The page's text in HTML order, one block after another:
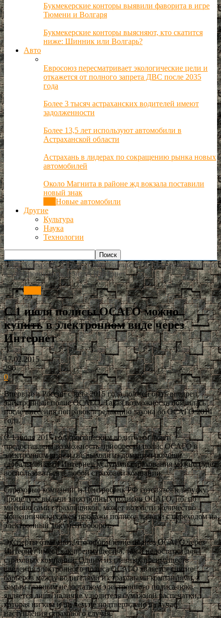
Букмекерские конторы выявили фаворита в игре
Тюмени и Волгаря
Букмекерские конторы выясняют, кто скатится
ниже: Шинник или Волгарь?
Авто
Евросоюз пересматривает экологические цели и
откажется от полного запрета ДВС после 2035
года
Более 3 тысяч астраханских водителей имеют
задолженности
Более 13,5 лет используют автомобили в
Астраханской области
Астрахань в лидерах по сокращению рынка новых
автомобилей
Около Магнита в районе жд вокзала поставили
новый знак
Новые автомобили
Другие
Культура
Наука
Технологии
РИА Астрахань Авто С 1 июля полисы ОСАГО можно купить
в электронном виде через Интернет
С 1 июля полисы ОСАГО можно
купить в электронном виде через
Интернет
17.02.2015
290
0
Впервые в России с лета 2015 года должен быть внедрен
электронный полис ОСАГО. Такая возможность появилась
после внесения поправок в редакцию закона об ОСАГО 2014
года.
С 1 июля 2015 года российским водителям будет
предоставлена возможность приобрести полис ОСАГО в
электронном виде и, не выходя из дома при помощи
глобальной сети Интернет, услугами страхования можно будет
воспользоваться в любой страховой компании.
Страховые компании и Центробанк РФ готовятся к запуску
процедуре выдачи электронных полисов ОСАГО, но, по
мнению сами страховщиков, может возрасти количество
мошеннических схем продажи полисов в связи с переходом на
электронный документооборот.
Эксперты отмечают, что оформление полиса ОСАГО через
Интернет имеет как преимущества, так и недостатки для
страховых компаний. Одним из главных преимуществ
введения электронного полиса ОСАГО является снятие
барьеров между водителями и страховыми компаниями, а
самым главным недостатком электронного полиса пока
является лишь наличие у водителя бумажной распечатки,
которая ни кем и ни чем не подтверждено в случае
наступления страхового случая.